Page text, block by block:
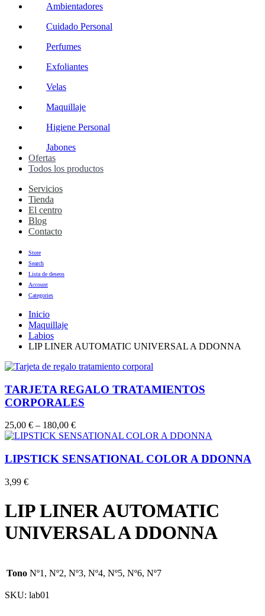
Ambientadores
Cuidado Personal
Perfumes
Exfoliantes
Velas
Maquillaje
Higiene Personal
Jabones
Ofertas
Todos los productos
Servicios
Tienda
El centro
Blog
Contacto
Store
Search
Lista de deseos
Account
Categories
Inicio
Maquillaje
Labios
LIP LINER AUTOMATIC UNIVERSAL A DDONNA
TARJETA REGALO TRATAMIENTOS
CORPORALES
25,00 € – 180,00 €
LIPSTICK SENSATIONAL COLOR A DDONNA
3,99 €
LIP LINER AUTOMATIC
UNIVERSAL A DDONNA
Tono Nº1, Nº2, Nº3, Nº4, Nº5, Nº6, Nº7
SKU: lab01